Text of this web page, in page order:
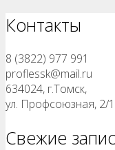
Контакты
8 (3822) 977 991
proflessk@mail.ru
634024, г.Томск,
ул. Профсоюзная, 2/
Свежие